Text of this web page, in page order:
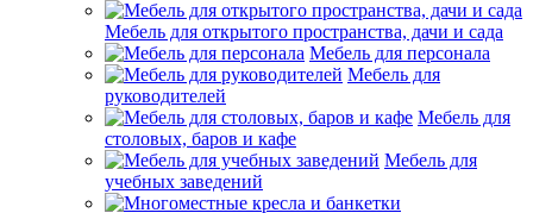
Мебель для открытого пространства, дачи и сада
Мебель для персонала
Мебель для
руководителей
Мебель для
столовых, баров и кафе
Мебель для
учебных заведений